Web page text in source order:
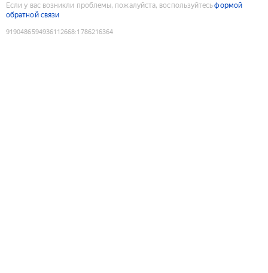
Если у вас возникли проблемы, пожалуйста, воспользуйтесьформой
обратной связи
9190486594936112668:1786216364